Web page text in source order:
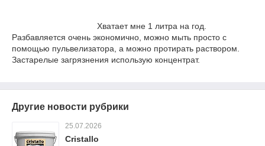
Хватает мне 1 литра на год.
Разбавляется очень экономично, можно мыть просто с
помощью пульвелизатора, а можно протирать раствором.
Застарелые загрязнения использую концентрат.
Другие новости рубрики
25.07.2026
Cristallo